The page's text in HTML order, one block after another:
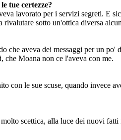
tue certezze?
lavorato per i servizi segreti. E
sotto un'ottica diversa
che aveva dei messaggi per un
che Moana non ce l'aveva con me.
le sue scuse, quando invece
scettica, alla luce dei nuovi